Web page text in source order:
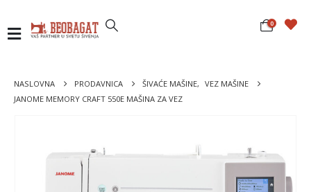
0
NASLOVNA PRODAVNICA ŠIVAĆE MAŠINE, VEZ MAŠINE
JANOME MEMORY CRAFT 550E MAŠINA ZA VEZ